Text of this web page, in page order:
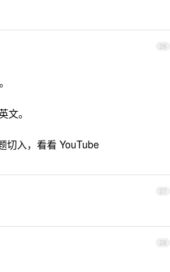
26
。
切入，看看 YouTube
27
28